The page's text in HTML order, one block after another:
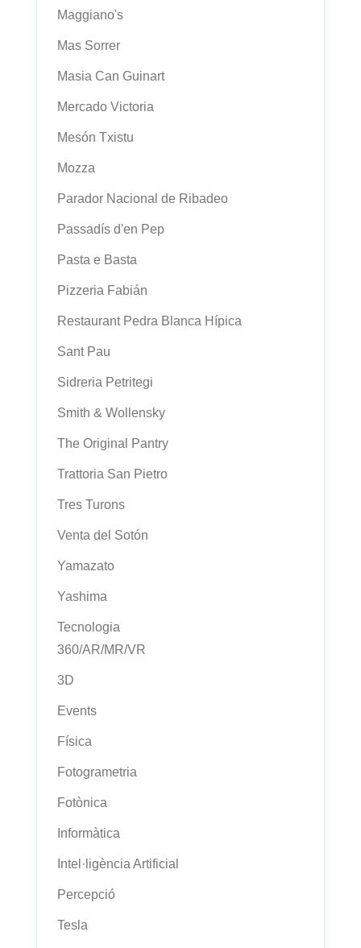
Maggiano's
Mas Sorrer
Masia Can Guinart
Mercado Victoria
Mesón Txistu
Mozza
Parador Nacional de Ribadeo
Passadís d'en Pep
Pasta e Basta
Pizzeria Fabián
Restaurant Pedra Blanca Hípica
Sant Pau
Sidreria Petritegi
Smith & Wollensky
The Original Pantry
Trattoria San Pietro
Tres Turons
Venta del Sotón
Yamazato
Yashima
Tecnologia
360/AR/MR/VR
3D
Events
Física
Fotogrametria
Fotònica
Informàtica
Intel·ligència Artificial
Percepció
Tesla